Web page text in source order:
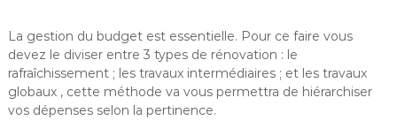
La gestion du budget est essentielle. Pour ce faire vous
devez le diviser entre 3 types de rénovation : le
rafraîchissement ; les travaux intermédiaires ; et les travaux
globaux , cette méthode va vous permettra de hiérarchiser
vos dépenses selon la pertinence.